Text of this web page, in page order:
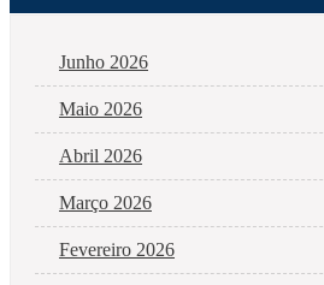
Junho 2026
Maio 2026
Abril 2026
Março 2026
Fevereiro 2026